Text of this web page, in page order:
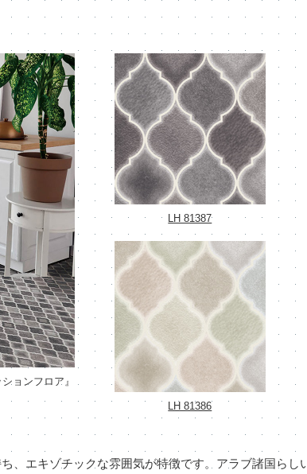
ョンフロア』
LH 81387
LH 81386
、エキゾチックな雰囲気が特徴です。アラブ諸国らし